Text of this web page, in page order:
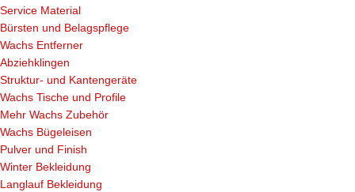
Service Material
Bürsten und Belagspflege
Wachs Entferner
Abziehklingen
Struktur- und Kantengeräte
Wachs Tische und Profile
Mehr Wachs Zubehör
Wachs Bügeleisen
Pulver und Finish
Winter Bekleidung
Langlauf Bekleidung